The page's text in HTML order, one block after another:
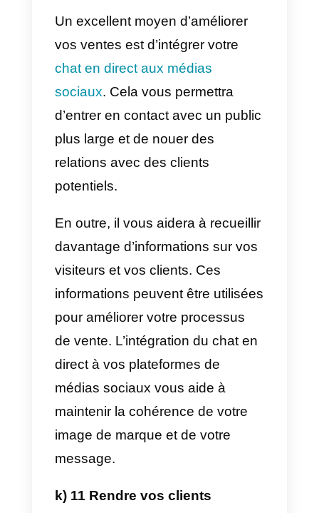
moment où une personne ajoute
un produit/service à son panier,
mais ne l’achète pas. Souvent,
ces visiteurs sont sur le point
d’acheter, mais quelque chose
empêche de terminer l’action.
caractéristiques ou le fait qu’ils
peuvent obtenir une meilleure
offre ailleurs. Si vous
communiquez avec ces visiteurs
et essayez de découvrir ce qui
freine, vous pouvez les aider à
conclure l’achat.
h) 8 Utilisez un ton amical
Lorsque vous vous adressez à